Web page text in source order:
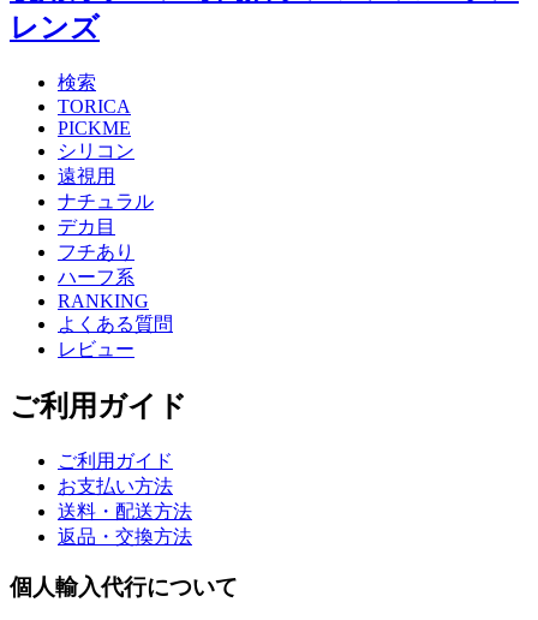
検索
TORICA
PICKME
シリコン
遠視用
ナチュラル
デカ目
フチあり
ハーフ系
RANKING
よくある質問
レビュー
ご利用ガイド
ご利用ガイド
お支払い方法
送料・配送方法
返品・交換方法
個人輸入代行について